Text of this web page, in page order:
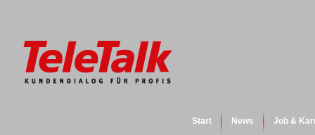
Start News Job &